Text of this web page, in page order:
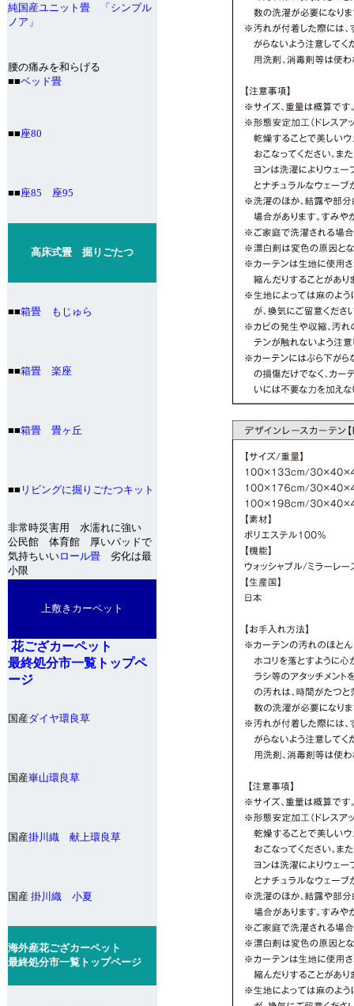
純国産ユニット畳 「シンプル
ノア」
腰の痛みを和らげる
■■ベッド畳
■■座80
■■座85 座95
高床式畳 掘りごたつ
■■箱畳 もじゅら
■■箱畳 楽座
■■箱畳 畳ヶ丘
■■ リビングに掘りごたつキット
非常時災害用 水濡れに強い
公民館 体育館 厚いパッドで
気持ちいいロール畳 劣化は最
小限
上敷きカーペット
花ござカーペット
最終処分市一覧トップペ
ージ
国産ダイヤ環良草
国産崋山環良草
国産掛川織 献上環良草
国産 掛川織 小夏
海外産花ござカーペット
最終処分市一覧トップページ